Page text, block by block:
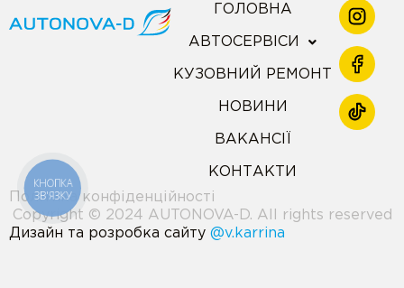
ГОЛОВНА
АВТОСЕРВІСИ
КУЗОВНИЙ РЕМОНТ
НОВИНИ
ВАКАНСІЇ
КОНТАКТИ
Copyright © 2024 AUTONOVA-D. All rights reserved
Політика конфіденційності
Дизайн та розробка сайту @v.karrina
КНОПКА
ЗВ'ЯЗКУ